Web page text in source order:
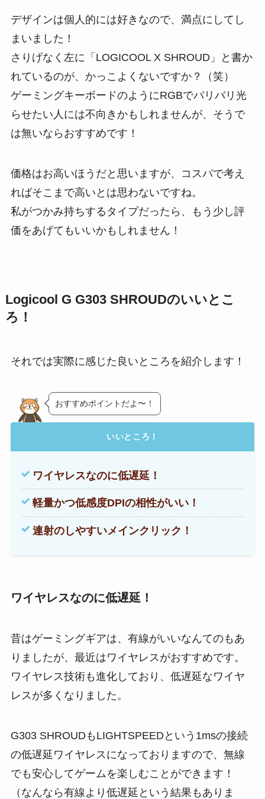
デザインは個人的には好きなので、満点にしてし
まいました！
さりげなく左に「LOGICOOL X SHROUD」と書か
れているのが、かっこよくないですか？（笑）
ゲーミングキーボードのようにRGBでバリバリ光
らせたい人には不向きかもしれませんが、そうで
は無いならおすすめです！
価格はお高いほうだと思いますが、コスパで考え
ればそこまで高いとは思わないですね。
私がつかみ持ちするタイプだったら、もう少し評
価をあげてもいいかもしれません！
Logicool G G303 SHROUDのいいとこ
ろ！
それでは実際に感じた良いところを紹介します！
おすすめポイントだよ〜！
いいところ！
ワイヤレスなのに低遅延！
軽量かつ低感度DPIの相性がいい！
連射のしやすいメインクリック！
ワイヤレスなのに低遅延！
昔はゲーミングギアは、有線がいいなんてのもあ
りましたが、最近はワイヤレスがおすすめです。
ワイヤレス技術も進化しており、低遅延なワイヤ
レスが多くなりました。
G303 SHROUDもLIGHTSPEEDという1msの接続
の低遅延ワイヤレスになっておりますので、無線
でも安心してゲームを楽しむことができます！
（なんなら有線より低遅延という結果もありま